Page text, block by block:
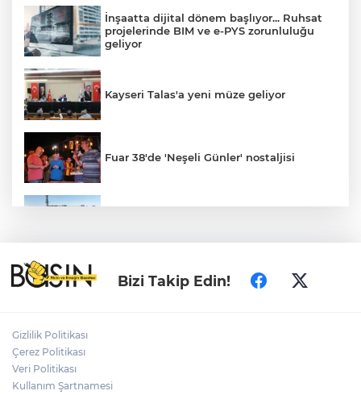
İnşaatta dijital dönem başlıyor... Ruhsat
projelerinde BIM ve e-PYS zorunluluğu
geliyor
Kayseri Talas'a yeni müze geliyor
Fuar 38'de 'Neşeli Günler' nostaljisi
Özgür Özel ve Veli Ağbaba için fezleke
hazırlandı!
Bizi Takip Edin!
Gizlilik Politikası
Çerez Politikası
Veri Politikası
Kullanım Şartnamesi